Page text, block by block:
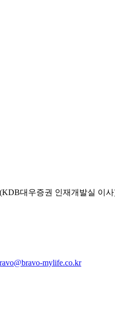
대우증권 인재개발실 이
mylife.co.kr